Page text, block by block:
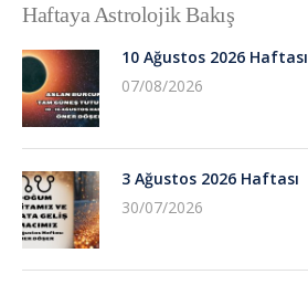
Haftaya Astrolojik Bakış
10 Ağustos 2026 Haftası
07/08/2026
3 Ağustos 2026 Haftası
30/07/2026